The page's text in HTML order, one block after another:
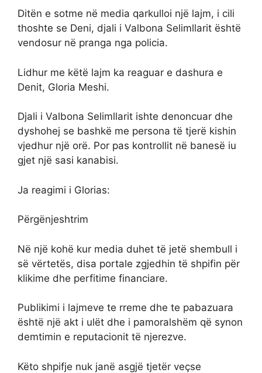
Ditën e sotme në media qarkulloi një lajm, i cili
thoshte se Deni, djali i Valbona Selimllarit është
vendosur në pranga nga policia.
Lidhur me këtë lajm ka reaguar e dashura e
Denit, Gloria Meshi.
Djali i Valbona Selimllarit ishte denoncuar dhe
dyshohej se bashkë me persona të tjerë kishin
vjedhur një orë. Por pas kontrollit në banesë iu
gjet një sasi kanabisi.
Ja reagimi i Glorias:
Përgënjeshtrim
Në një kohë kur media duhet të jetë shembull i
së vërtetës, disa portale zgjedhin të shpifin për
klikime dhe perfitime financiare.
Publikimi i lajmeve te rreme dhe te pabazuara
është një akt i ulët dhe i pamoralshëm që synon
demtimin e reputacionit të njerezve.
Këto shpifje nuk janë asgjë tjetër veçse